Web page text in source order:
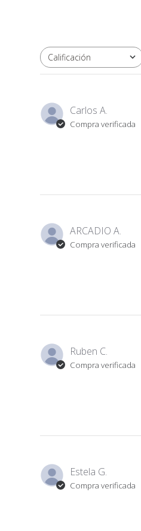
Calificación
Todas las clasificaciones
Carlos A.
Compra verificada
ARCADIO A.
Compra verificada
Ruben C.
Compra verificada
Estela G.
Compra verificada